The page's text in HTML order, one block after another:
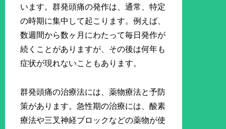
います。群発頭痛の発作は、通常、特定
の時期に集中して起こります。例えば、
数週間から数ヶ月にわたって毎日発作が
続くことがありますが、その後は何年も
症状が現れないこともあります。
群発頭痛の治療法には、薬物療法と予防
策があります。急性期の治療には、酸素
療法や三叉神経ブロックなどの薬物が使